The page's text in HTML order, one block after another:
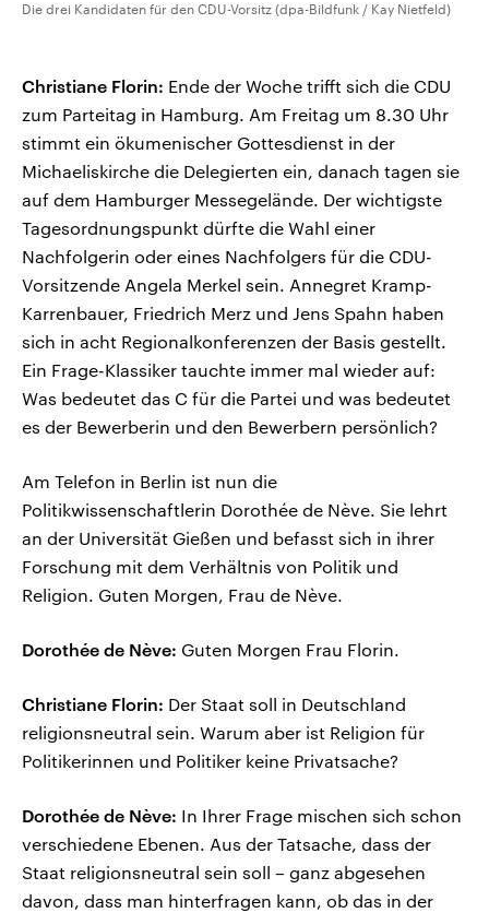
Die drei Kandidaten für den CDU-Vorsitz (dpa-Bildfunk / Kay Nietfeld)
Christiane Florin: Ende der Woche trifft sich die CDU
zum Parteitag in Hamburg. Am Freitag um 8.30 Uhr
stimmt ein ökumenischer Gottesdienst in der
Michaeliskirche die Delegierten ein, danach tagen sie
auf dem Hamburger Messegelände. Der wichtigste
Tagesordnungspunkt dürfte die Wahl einer
Nachfolgerin oder eines Nachfolgers für die CDU-
Vorsitzende Angela Merkel sein. Annegret Kramp-
Karrenbauer, Friedrich Merz und Jens Spahn haben
sich in acht Regionalkonferenzen der Basis gestellt.
Ein Frage-Klassiker tauchte immer mal wieder auf:
Was bedeutet das C für die Partei und was bedeutet
es der Bewerberin und den Bewerbern persönlich?
Am Telefon in Berlin ist nun die
Politikwissenschaftlerin Dorothée de Nève. Sie lehrt
an der Universität Gießen und befasst sich in ihrer
Forschung mit dem Verhältnis von Politik und
Religion. Guten Morgen, Frau de Nève.
Dorothée de Nève: Guten Morgen Frau Florin.
Christiane Florin: Der Staat soll in Deutschland
religionsneutral sein. Warum aber ist Religion für
Politikerinnen und Politiker keine Privatsache?
Dorothée de Nève: In Ihrer Frage mischen sich schon
verschiedene Ebenen. Aus der Tatsache, dass der
Staat religionsneutral sein soll – ganz abgesehen
davon, dass man hinterfragen kann, ob das in der